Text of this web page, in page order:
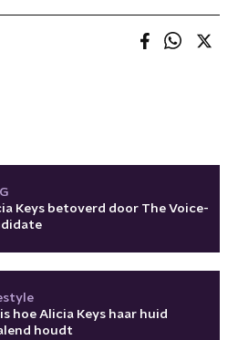
Keys betoverd door The Voice-
hoe Alicia Keys haar huid
houdt